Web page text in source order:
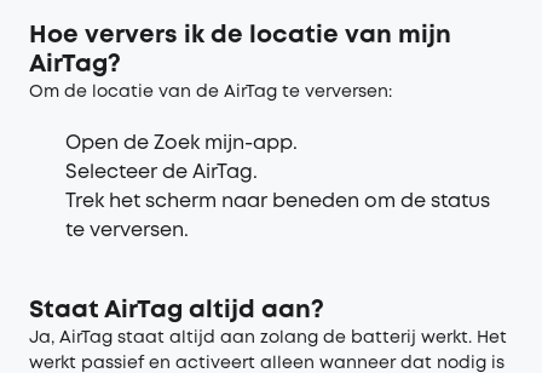
Hoe ververs ik de locatie van mijn
AirTag?
Om de locatie van de AirTag te verversen:
Open de Zoek mijn-app.
Selecteer de AirTag.
Trek het scherm naar beneden om de status
te verversen.
Staat AirTag altijd aan?
Ja, AirTag staat altijd aan zolang de batterij werkt. Het
werkt passief en activeert alleen wanneer dat nodig is